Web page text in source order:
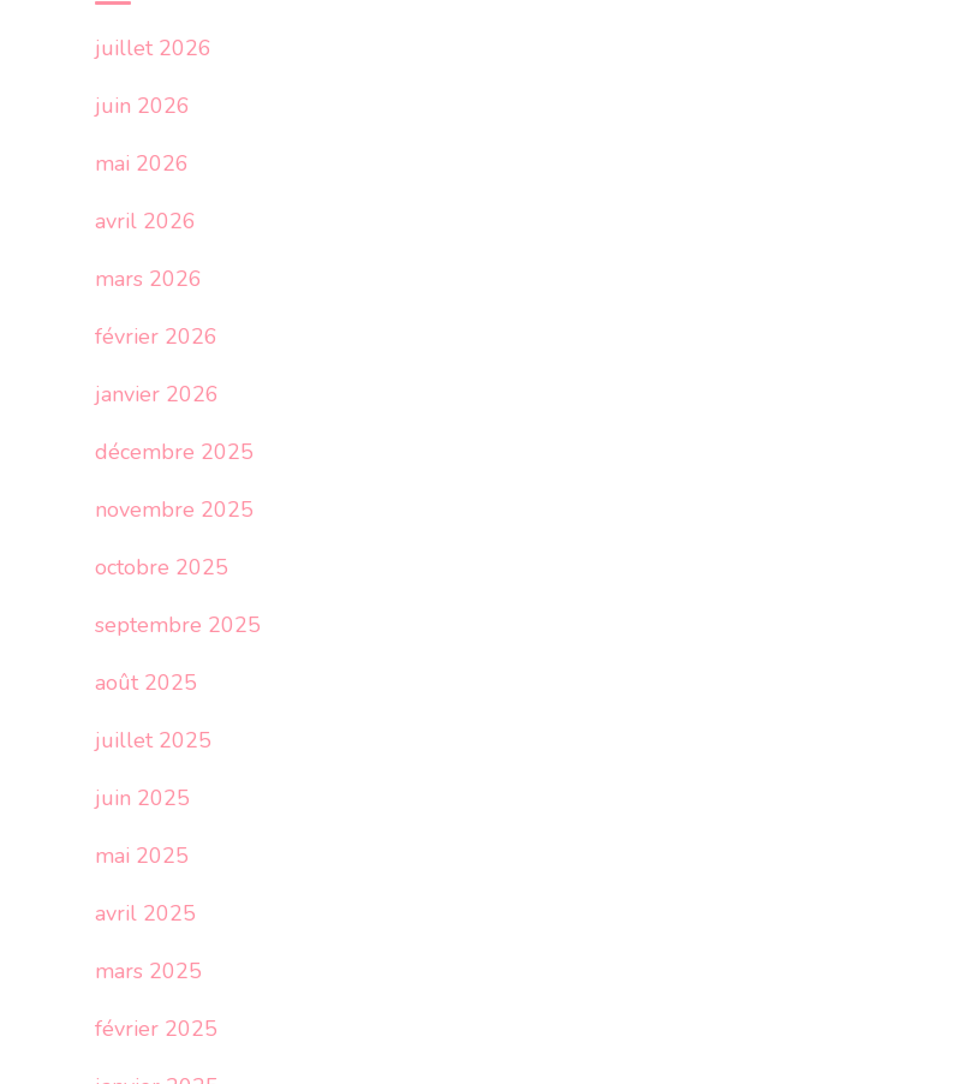
juillet 2026
juin 2026
mai 2026
avril 2026
mars 2026
février 2026
janvier 2026
décembre 2025
novembre 2025
octobre 2025
septembre 2025
août 2025
juillet 2025
juin 2025
mai 2025
avril 2025
mars 2025
février 2025